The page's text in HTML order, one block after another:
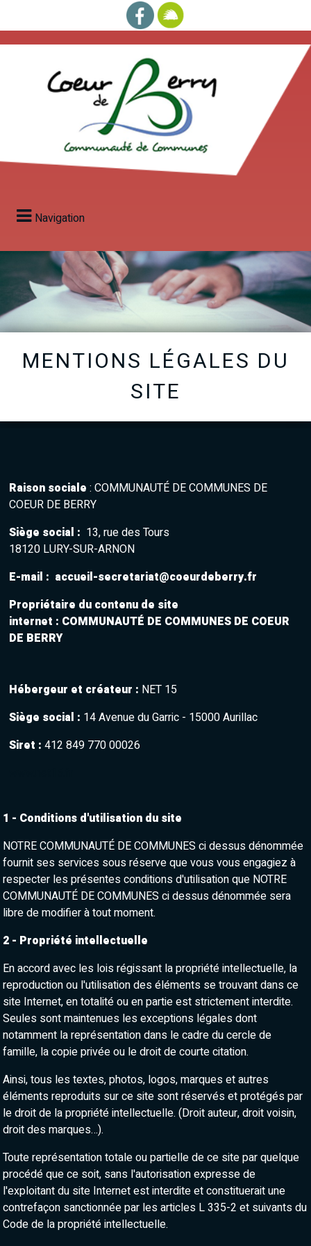
Navigation
MENTIONS LÉGALES DU
SITE
Raison sociale : COMMUNAUTÉ DE COMMUNES DE
COEUR DE BERRY
Siège social : 13, rue des Tours
18120 LURY-SUR-ARNON
E-mail : accueil-secretariat@coeurdeberry.fr
Propriétaire du contenu de site
internet : COMMUNAUTÉ DE COMMUNES DE COEUR
DE BERRY
Hébergeur et créateur : NET 15
Siège social : 14 Avenue du Garric - 15000 Aurillac
Siret : 412 849 770 00026
1 - Conditions d'utilisation du site
NOTRE COMMUNAUTÉ DE COMMUNES ci dessus dénommée
fournit ses services sous réserve que vous vous engagiez à
respecter les présentes conditions d'utilisation que NOTRE
COMMUNAUTÉ DE COMMUNES ci dessus dénommée sera
libre de modifier à tout moment.
2 - Propriété intellectuelle
En accord avec les lois régissant la propriété intellectuelle, la
reproduction ou l'utilisation des éléments se trouvant dans ce
site Internet, en totalité ou en partie est strictement interdite.
Seules sont maintenues les exceptions légales dont
notamment la représentation dans le cadre du cercle de
famille, la copie privée ou le droit de courte citation.
Ainsi, tous les textes, photos, logos, marques et autres
éléments reproduits sur ce site sont réservés et protégés par
le droit de la propriété intellectuelle. (Droit auteur, droit voisin,
droit des marques…).
Toute représentation totale ou partielle de ce site par quelque
procédé que ce soit, sans l'autorisation expresse de
l'exploitant du site Internet est interdite et constituerait une
contrefaçon sanctionnée par les articles L 335-2 et suivants du
Code de la propriété intellectuelle.